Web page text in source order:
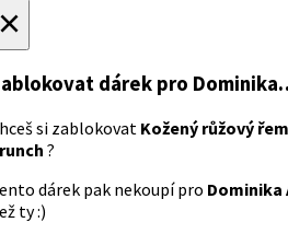
dárek pro
si zablokovat Kožený růžový
?
dárek pak nekoupí pro
ty :)